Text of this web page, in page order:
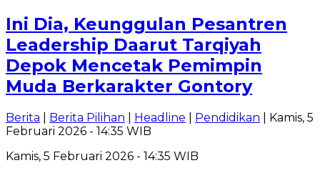
Ini Dia, Keunggulan Pesantren
Leadership Daarut Tarqiyah
Depok Mencetak Pemimpin
Muda Berkarakter Gontory
Berita Berita Pilihan Headline Pendidikan | Kamis, 5
Februari 2026 - 14:35 WIB
Kamis, 5 Februari 2026 - 14:35 WIB